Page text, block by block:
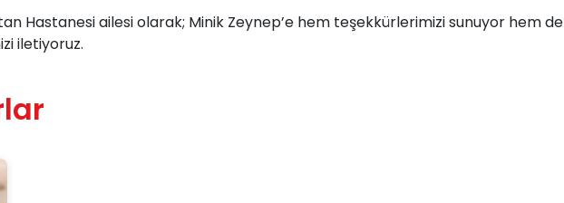
Hastanesi ailesi olarak; Minik Zeynep’e hem teşekkürlerimizi sunuyor hem de
iletiyoruz.